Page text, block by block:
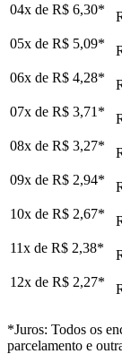
04x de R$ 6,30*
05x de R$ 5,09*
06x de R$ 4,28*
07x de R$ 3,71 *
08x de R$ 3,27*
09x de R$ 2,94*
10x de R$ 2,67*
11x de R$ 2,38*
12x de R$ 2,27*
*Juros: Todos os
parcelamento e